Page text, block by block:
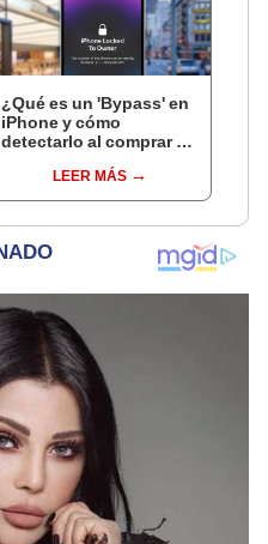
¿Qué es un 'Bypass' en
iPhone y cómo
detectarlo al comprar un
LEER MÁS